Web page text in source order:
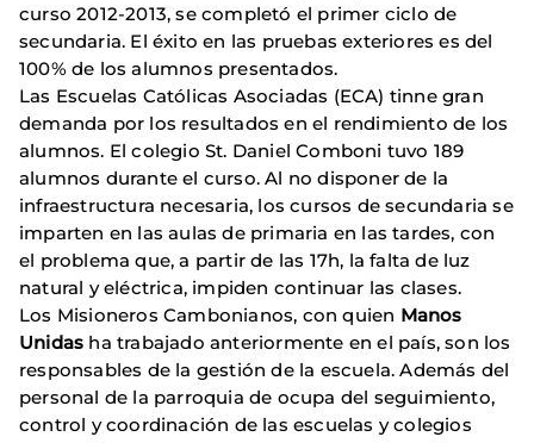
curso 2012-2013, se completó el primer ciclo de
secundaria. El éxito en las pruebas exteriores es del
100% de los alumnos presentados.
Las Escuelas Católicas Asociadas (ECA) tinne gran
demanda por los resultados en el rendimiento de los
alumnos. El colegio St. Daniel Comboni tuvo 189
alumnos durante el curso. Al no disponer de la
infraestructura necesaria, los cursos de secundaria se
imparten en las aulas de primaria en las tardes, con
el problema que, a partir de las 17h, la falta de luz
natural y eléctrica, impiden continuar las clases.
Los Misioneros Cambonianos, con quien Manos
Unidas ha trabajado anteriormente en el país, son los
responsables de la gestión de la escuela. Además del
personal de la parroquia de ocupa del seguimiento,
control y coordinación de las escuelas y colegios